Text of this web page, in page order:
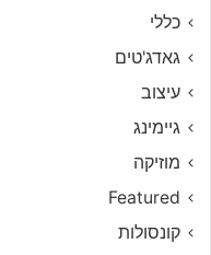
כללי
גאדג'טים
עיצוב
גיימינג
מוזיקה
Featured
קונסולות